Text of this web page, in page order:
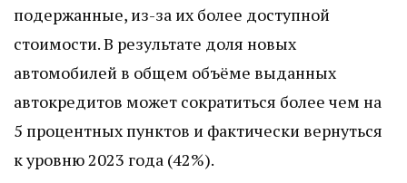
подержанные, из-за их более доступной
стоимости. В результате доля новых
автомобилей в общем объёме выданных
автокредитов может сократиться более чем на
5 процентных пунктов и фактически вернуться
к уровню 2023 года (42%).